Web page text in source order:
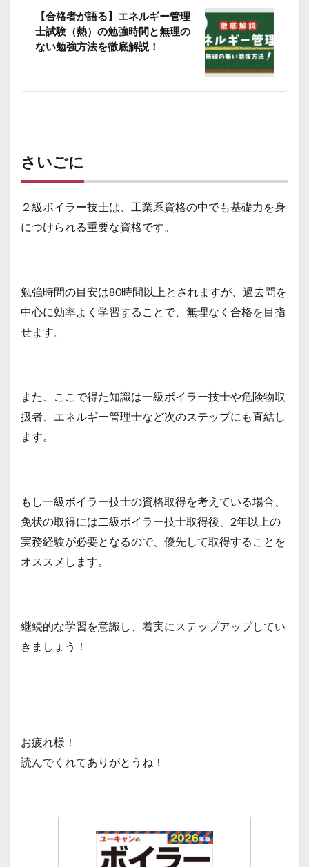
【合格者が語る】エネルギー管理
士試験（熱）の勉強時間と無理の
ない勉強方法を徹底解説！
さいごに
２級ボイラー技士は、工業系資格の中でも基礎力を身
につけられる重要な資格です。
勉強時間の目安は80時間以上とされますが、過去問を
中心に効率よく学習することで、無理なく合格を目指
せます。
また、ここで得た知識は一級ボイラー技士や危険物取
扱者、エネルギー管理士など次のステップにも直結し
ます。
もし一級ボイラー技士の資格取得を考えている場合、
免状の取得には二級ボイラー技士取得後、2年以上の
実務経験が必要となるので、優先して取得することを
オススメします。
継続的な学習を意識し、着実にステップアップしてい
きましょう！
お疲れ様！
読んでくれてありがとうね！